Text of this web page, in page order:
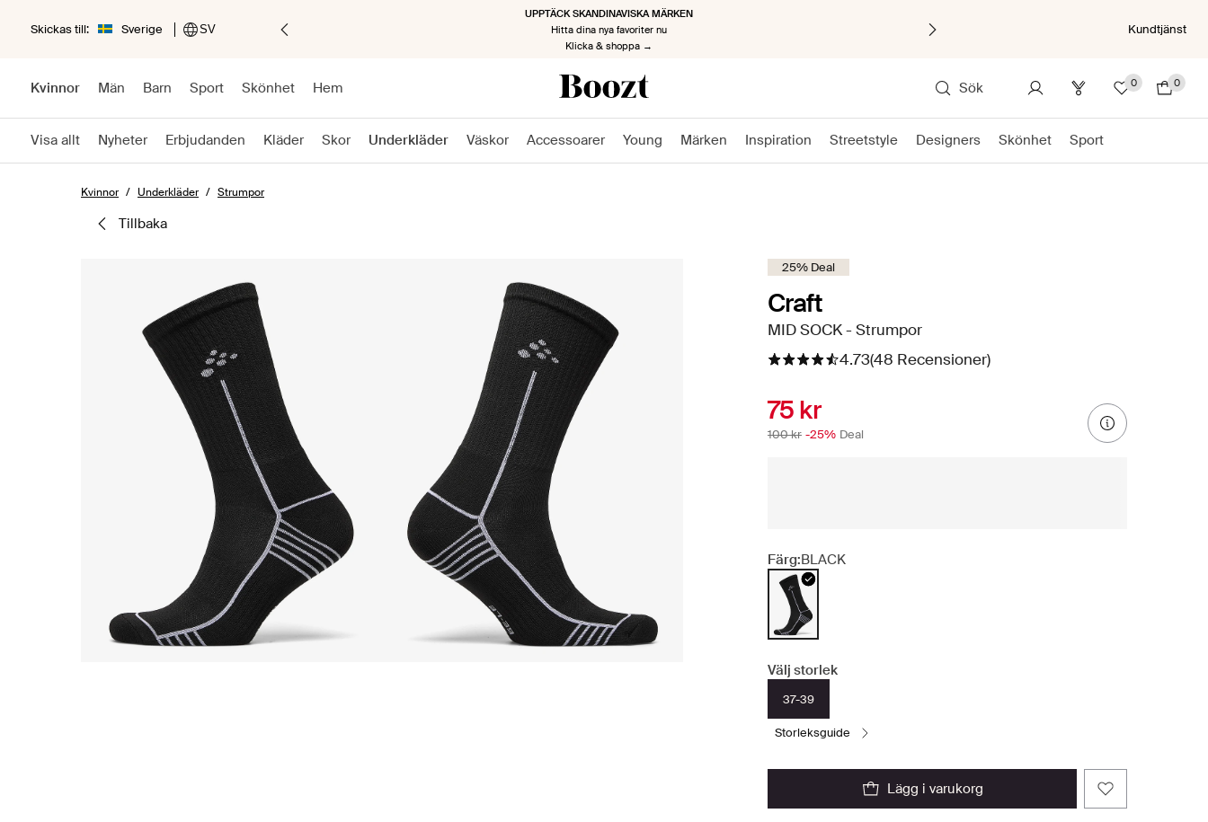
Skickas till: Sverige SV
TILLBAKA TILL JOBBET, TILLBAKA MED STIL
Kickstarta den nya säsongen
Klicka & shoppa nu →
Kundtjänst
Kvinnor Män Barn Sport Skönhet Hem Sök 0 0
Visa allt Nyheter Erbjudanden Kläder Skor Underkläder Väskor Accessoarer Young Märken Inspiration Streetstyle Designers Skönhet Sport
Kvinnor Underkläder Strumpor
tillbaka
25% Deal
Craft
MID SOCK - Strumpor
4.73(48 Recensioner)
75 kr
100 kr -25% Deal
Färg:BLACK
Välj storlek
37-39
storleksguide
lägg i varukorg